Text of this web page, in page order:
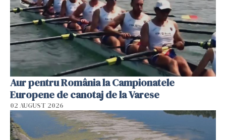
Aur pentru România la Campionatele
Europene de canotaj de la Varese
02 AUGUST 2026